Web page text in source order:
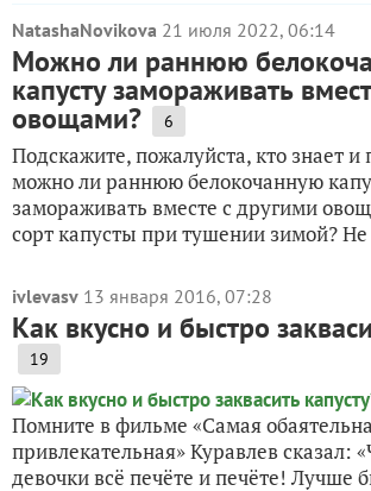
NatashaNovikova 21 июля 2022, 06:14
Можно ли раннюю
капусту замораживать
овощами? 6
Подскажите, пожалуйста, кто знает и
можно ли раннюю белокочанную
замораживать вместе с другими
сорт капусты при тушении зимой?
ivlevasv 13 января 2016, 07:28
Как вкусно и быстро
19
Помните в фильме «Самая
привлекательная» Куравлев сказал:
девочки всё печёте и печёте! Лучше